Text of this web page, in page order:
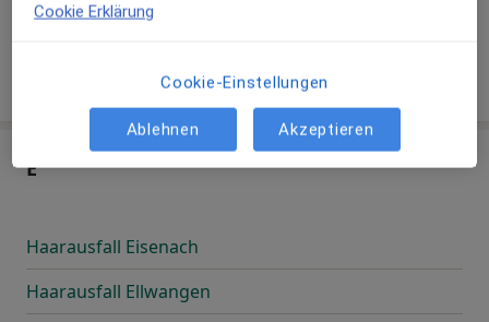
Haarausfall Duisburg
E
Haarausfall Eisenach
Haarausfall Ellwangen
Cookie Erklärung
Cookie-Einstellungen
Ablehnen Akzeptieren